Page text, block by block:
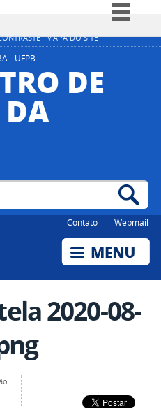
MAPA DO SITE
Simplifique!
Participe
Acesso à informação
Legislação
- UFPB
DE
DA
Contato Webmail
2020-08-